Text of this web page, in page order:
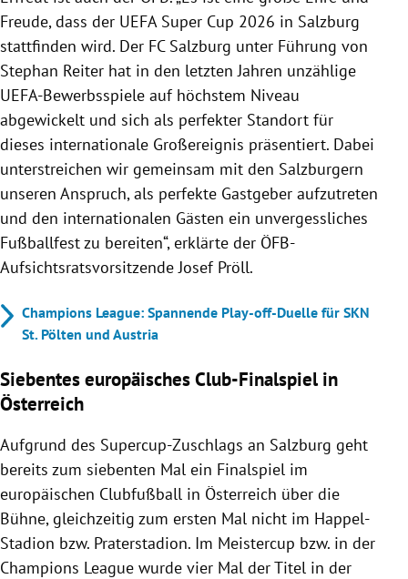
Freude, dass der UEFA Super Cup 2026 in Salzburg
stattfinden wird. Der FC Salzburg unter Führung von
Stephan Reiter hat in den letzten Jahren unzählige
UEFA-Bewerbsspiele auf höchstem Niveau
abgewickelt und sich als perfekter Standort für
dieses internationale Großereignis präsentiert. Dabei
unterstreichen wir gemeinsam mit den Salzburgern
unseren Anspruch, als perfekte Gastgeber aufzutreten
und den internationalen Gästen ein unvergessliches
Fußballfest zu bereiten“, erklärte der ÖFB-
Aufsichtsratsvorsitzende Josef Pröll.
Champions League: Spannende Play-off-Duelle für SKN
St. Pölten und Austria
Siebentes europäisches Club-Finalspiel in
Österreich
Aufgrund des Supercup-Zuschlags an Salzburg geht
bereits zum siebenten Mal ein Finalspiel im
europäischen Clubfußball in Österreich über die
Bühne, gleichzeitig zum ersten Mal nicht im Happel-
Stadion bzw. Praterstadion. Im Meistercup bzw. in der
Champions League wurde vier Mal der Titel in der